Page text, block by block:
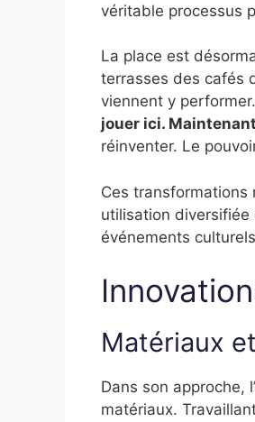
véritable processus
La place est
terrasses des cafés
viennent y
jouer ici.
réinventer. Le
Ces transformations
utilisation
événements
Matériaux
Dans son approche,
matériaux.